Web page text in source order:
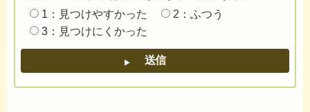
1：見つけやすかった
2：ふつう
3：見つけにくかった